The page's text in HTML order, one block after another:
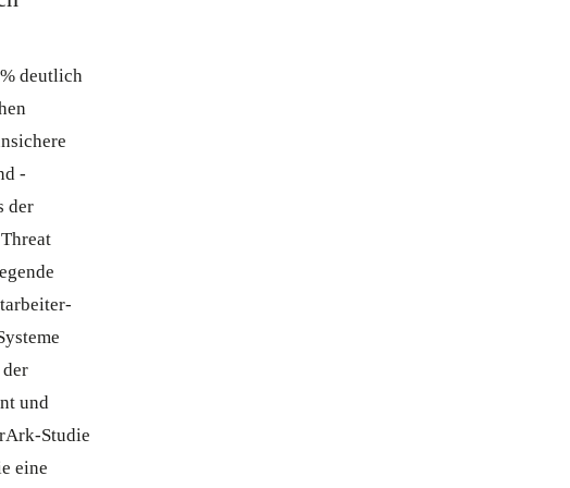
deutlich
-
der
und
Studie
eine